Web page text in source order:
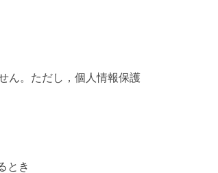
ん。ただし，個人情報保護
とき